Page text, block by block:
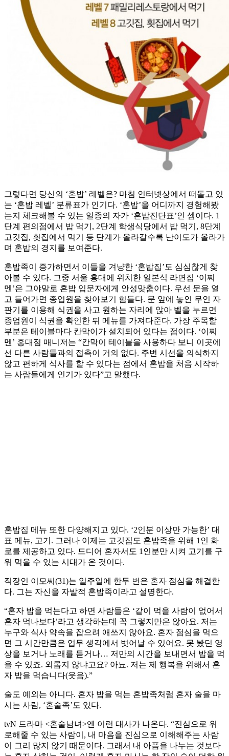
그렇다면 당신의 ‘혼밥’ 레벨은? 마침 인터넷상에서 떠돌고 있
는 ‘혼밥 레벨’ 분류표가 인기다. ‘혼밥’을 어디까지 경험해봤
는지 체크해볼 수 있는 일종의 자가 ‘혼밥진단표’인 셈이다. 1
단계 편의점에서 밥 먹기, 2단계 학생식당에서 밥 먹기, 8단계
고깃집, 횟집에서 먹기 등 단계가 올라갈수록 난이도가 올라가
며 혼밥의 경지를 보여준다.
혼밥족이 증가하면서 이들을 겨냥한 ‘혼밥집’도 심심찮게 찾
아볼 수 있다. 그중 서울 홍대에 위치한 일본식 라면집 ‘이찌
멘’은 그야말로 혼밥 입문자에게 안성맞춤이다. 우선 문을 열
고 들어가면 종업원을 찾아보기 힘들다. 문 앞에 놓인 무인 자
판기를 이용해 식권을 사고 원하는 자리에 앉아 벨을 누르면
종업원이 식권을 확인한 뒤 메뉴를 가져다준다. 가장 주목할
부분은 테이블마다 칸막이가 설치되어 있다는 점이다. ‘이찌
멘’ 홍대점 매니저는 “칸막이 테이블을 사용하다 보니 이곳에
선 다른 사람들과의 접촉이 거의 없다. 주변 시선을 의식하지
않고 편하게 식사를 할 수 있다는 점에서 혼밥을 처음 시작하
는 사람들에게 인기가 있다”고 말했다.
혼밥집 메뉴 또한 다양해지고 있다. ‘2인분 이상만 가능한’ 대
표 메뉴, 고기. 그러나 이제는 고깃집도 혼밥족을 위해 1인 화
로를 제공하고 있다. 드디어 혼자서도 1인분만 시켜 고기를 구
워 먹을 수 있는 시대가 온 것이다.
직장인 이모씨(31)는 일주일에 한두 번은 혼자 점심을 해결한
다. 그는 자신을 자발적 혼밥족이라고 설명한다.
“혼자 밥을 먹는다고 하면 사람들은 ‘같이 먹을 사람이 없어서
혼자 먹나보다’라고 생각하는데 꼭 그렇지만은 않아요. 저는
누구와 식사 약속을 잡으려 애쓰지 않아요. 혼자 점심을 먹으
면 그 시간만큼은 업무 생각에서 벗어날 수 있어요. 못 봤던 영
상을 보거나 노래를 듣거나… 저만의 시간을 보내면서 밥을 먹
을 수 있죠. 외롭지 않냐고요? 아뇨. 저는 제 행복을 위해서 혼
자 밥을 먹습니다(웃음).”
술도 예외는 아니다. 혼자 밥을 먹는 혼밥족처럼 혼자 술을 마
시는 사람, ‘혼술족’도 있다.
tvN 드라마 <혼술남녀>엔 이런 대사가 나온다. “진심으로 위
로해줄 수 있는 사람이, 내 마음을 진심으로 이해해주는 사람
이 그리 많지 않기 때문이다. 그래서 내 아픔을 나누는 것보다